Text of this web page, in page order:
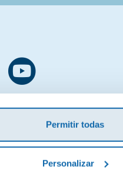
Permitir todas
Personalizar